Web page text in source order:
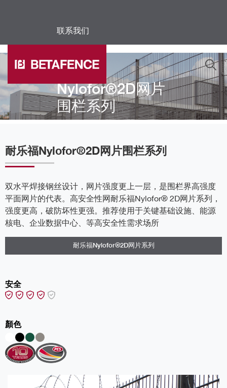
Skip to main content
联系我们
耐乐福
Nylofor®2D网片
围栏系列
耐乐福Nylofor®2D网片围栏系列
双水平焊接钢丝设计，网片强度更上一层，是围栏界高强度
平面网片的代表。高安全性网耐乐福Nylofor® 2D网片系列，
强度更高，破防坏性更强。推荐使用于关键基础设施、能源
核电、企业数据中心、等高安全性需求场所
耐乐福Nylofor®2D网片系列
安全
顏色